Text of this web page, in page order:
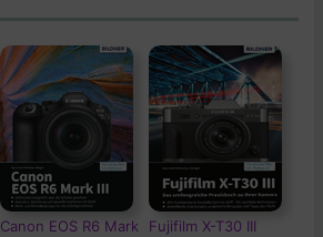
Canon EOS R6 Mark
Fujifilm X-T30 III